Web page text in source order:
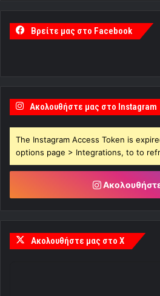
Βρείτε μας στο Facebook
Ακολουθήστε μας στο Instagram
The Instagram Access Token is
options page > Integrations, to to
Ακολουθήστε μας στο X